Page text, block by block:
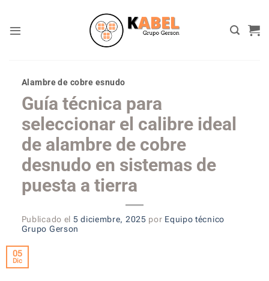
content
Alambre de cobre esnudo
Guía técnica para
seleccionar el calibre ideal
de alambre de cobre
desnudo en sistemas de
puesta a tierra
Publicado el 5 diciembre, 2025 por Equipo técnico
Grupo Gerson
05
Dic